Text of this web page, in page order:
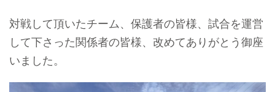
対戦して頂いたチーム、保護者の皆様、試合を運営
して下さった関係者の皆様、改めてありがとう御座
いました。